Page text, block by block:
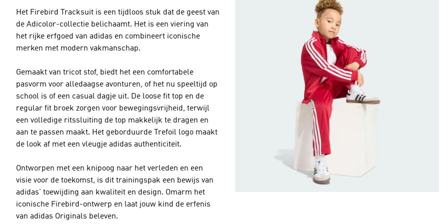
Het Firebird Tracksuit is een tijdloos stuk dat de geest van
de Adicolor-collectie belichaamt. Het is een viering van
het rijke erfgoed van adidas en combineert iconische
merken met modern vakmanschap.
Gemaakt van tricot stof, biedt het een comfortabele
pasvorm voor alledaagse avonturen, of het nu speeltijd op
school is of een casual dagje uit. De loose fit top en de
regular fit broek zorgen voor bewegingsvrijheid, terwijl
een volledige ritssluiting de top makkelijk te dragen en
aan te passen maakt. Het geborduurde Trefoil logo maakt
de look af met een vleugje adidas authenticiteit.
Ontworpen met een knipoog naar het verleden en een
visie voor de toekomst, is dit trainingspak een bewijs van
adidas' toewijding aan kwaliteit en design. Omarm het
iconische Firebird-ontwerp en laat jouw kind de erfenis
van adidas Originals beleven.